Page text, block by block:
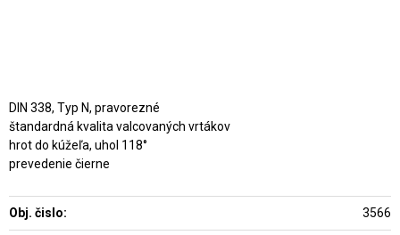
DIN 338, Typ N, pravorezné
štandardná kvalita valcovaných vrtákov
hrot do kúžeľa, uhol 118°
prevedenie čierne
Obj. čislo: 3566